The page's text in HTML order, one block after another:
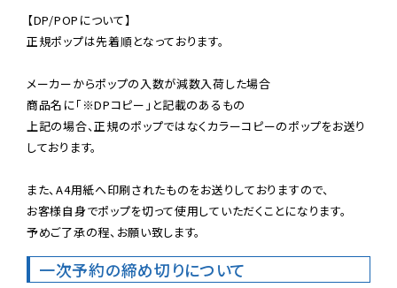
【DP/POPについて】
正規ポップは先着順となっております。
メーカーからポップの入数が減数入荷した場合
商品名に「※DPコピー」と記載のあるもの
上記の場合、正規のポップではなくカラーコピーのポップをお送り
しております。
また、A4用紙へ印刷されたものをお送りしておりますので、
お客様自身でポップを切って使用していただくことになります。
予めご了承の程、お願い致します。
一次予約の締め切りについて